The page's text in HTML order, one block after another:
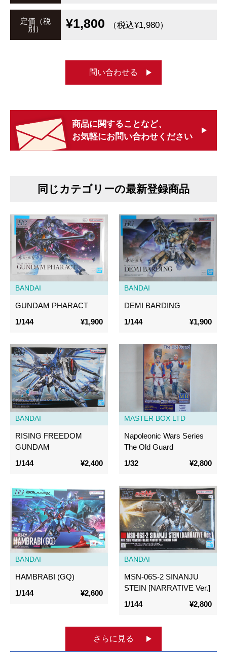
定価（税
別）
¥1,800 （税込¥1,980）
問い合わせる
商品に関することなど、
お気軽にお問い合わせください
同じカテゴリーの最新登録商品
BANDAI
GUNDAM PHARACT
1/144
¥1,900
BANDAI
DEMI BARDING
1/144
¥1,900
BANDAI
RISING FREEDOM
GUNDAM
1/144
¥2,400
MASTER BOX LTD
Napoleonic Wars Series
The Old Guard
1/32
¥2,800
BANDAI
HAMBRABI (GQ)
1/144
¥2,600
BANDAI
MSN-06S-2 SINANJU
STEIN [NARRATIVE Ver.]
1/144
¥2,800
さらに見る